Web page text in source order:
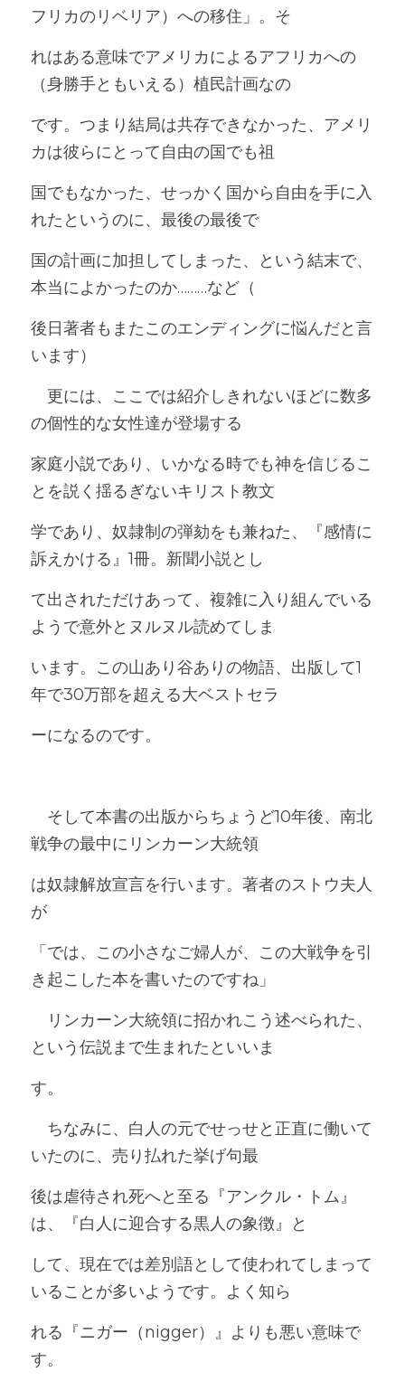
フリカのリベリア）への移住」。そ
れはある意味でアメリカによるアフリカへの
（身勝手ともいえる）植民計画なの
です。つまり結局は共存できなかった、アメリ
カは彼らにとって自由の国でも祖
国でもなかった、せっかく国から自由を手に入
れたというのに、最後の最後で
国の計画に加担してしまった、という結末で、
本当によかったのか………など（
後日著者もまたこのエンディングに悩んだと言
います）
更には、ここでは紹介しきれないほどに数多
の個性的な女性達が登場する
家庭小説であり、いかなる時でも神を信じるこ
とを説く揺るぎないキリスト教文
学であり、奴隷制の弾劾をも兼ねた、『感情に
訴えかける』1冊。新聞小説とし
て出されただけあって、複雑に入り組んでいる
ようで意外とヌルヌル読めてしま
います。この山あり谷ありの物語、出版して1
年で30万部を超える大ベストセラ
ーになるのです。
そして本書の出版からちょうど10年後、南北
戦争の最中にリンカーン大統領
は奴隷解放宣言を行います。著者のストウ夫人
が
「では、この小さなご婦人が、この大戦争を引
き起こした本を書いたのですね」
リンカーン大統領に招かれこう述べられた、
という伝説まで生まれたといいま
す。
ちなみに、白人の元でせっせと正直に働いて
いたのに、売り払れた挙げ句最
後は虐待され死へと至る『アンクル・トム』
は、『白人に迎合する黒人の象徴』と
して、現在では差別語として使われてしまって
いることが多いようです。よく知ら
れる『ニガー（nigger）』よりも悪い意味で
す。